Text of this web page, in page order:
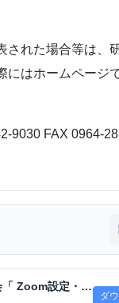
れた場合等は、
にはホームページ
9030 FAX 0964-
【熊本県建設技術センター】研修会「 Zoom設定・基本操作 」の開催について（ご案内）.pdf
ダ